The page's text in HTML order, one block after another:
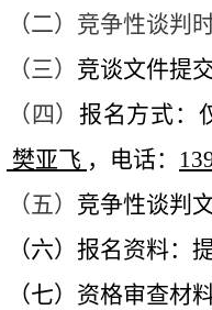
（二）竞争性谈判
（三） 竞谈文件提
（四）报名方式：
樊亚飞 ，电话：
（五） 竞争性谈判
（六）报名资料：
（七） 资格审查材